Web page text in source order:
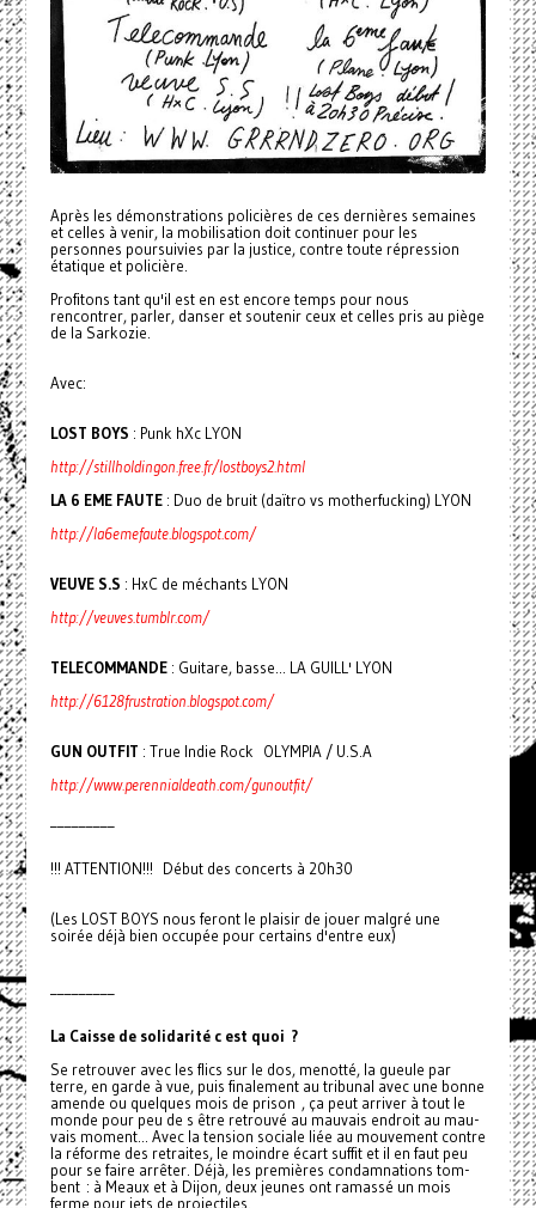
Après les démonstrations policières de ces dernières semaines
et celles à venir, la mobilisation doit continuer pour les
personnes poursuivies par la justice, contre toute répression
étatique et policière.
Profitons tant qu'il est en est encore temps pour nous
rencontrer, parler, danser et soutenir ceux et celles pris au piège
de la Sarkozie.
Avec:
LOST BOYS : Punk hXc LYON
http://stillholdingon.free.fr/lostboys2.html
LA 6 EME FAUTE: Duo de bruit (daïtro vs motherfucking) LYON
http://la6emefaute.blogspot.com/
VEUVE S.S : HxC de méchants LYON
http://veuves.tumblr.com/
TELECOMMANDE: Guitare, basse... LA GUILL' LYON
http://6128frustration.blogspot.com/
GUN OUTFIT : True Indie Rock OLYMPIA / U.S.A
http://www.perennialdeath.com/gunoutfit/
!!! ATTENTION!!! Début des concerts à 20h30
(Les LOST BOYS nous feront le plaisir de jouer malgré une
soirée déjà bien occupée pour certains d'entre eux)
La Caisse de soli­da­rité c est quoi ?
Se retrou­­ver avec les flics sur le dos, menotté, la gueule par
terre, en garde à vue, puis fina­le­ment au tri­­bu­­nal avec une bonne
amende ou quel­­ques mois de prison , ça peut arri­ver à tout le
monde pour peu de s être retrouvé au mau­vais endroit au mau­
vais moment... Avec la ten­sion sociale liée au mou­ve­ment contre
la réforme des retrai­tes, le moin­­dre écart suffit et il en faut peu
pour se faire arrê­ter. Déjà, les pre­miè­res condam­na­tions tom­
bent : à Meaux et à Dijon, deux jeunes ont ramassé un mois
ferme pour jets de pro­jec­ti­les.